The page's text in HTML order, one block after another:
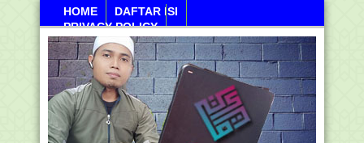
HOME
DAFTAR ISI
PRIVACY POLICY
Kamis, 06 Agustus 2026